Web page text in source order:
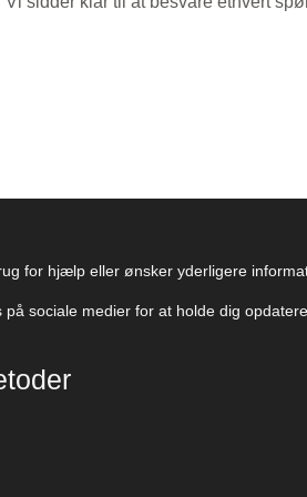
for hjælp eller ønsker yderligere
på sociale medier for at holde dig